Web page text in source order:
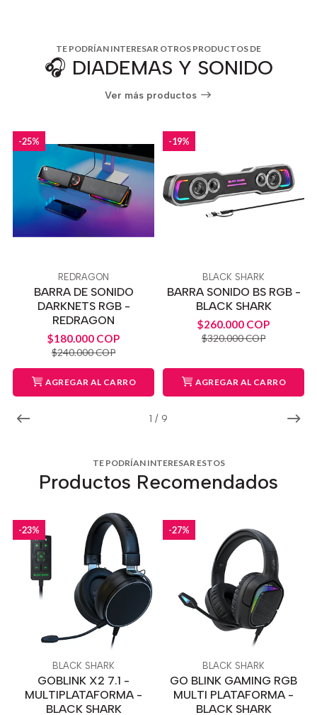
TE PODRÍAN INTERESAR OTROS PRODUCTOS DE
🎧 DIADEMAS Y SONIDO
Ver más productos
1 / 9
-25%
REDRAGON
BARRA DE SONIDO
DARKNETS RGB -
REDRAGON
$180.000 COP
$240.000 COP
AGREGAR AL CARRO
-19%
BLACK SHARK
BARRA SONIDO BS RGB -
BLACK SHARK
$260.000 COP
$320.000 COP
AGREGAR AL CARRO
TE PODRÍAN INTERESAR ESTOS
Productos Recomendados
-23%
BLACK SHARK
GOBLINK X2 7.1 -
MULTIPLATAFORMA -
BLACK SHARK
-27%
BLACK SHARK
GO BLINK GAMING RGB
MULTI PLATAFORMA -
BLACK SHARK